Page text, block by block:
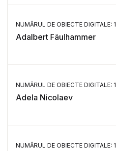
NUMĂRUL DE OBIECTE DIGITALE: 1
Adalbert Fäulhammer
NUMĂRUL DE OBIECTE DIGITALE: 1
Adela Nicolaev
NUMĂRUL DE OBIECTE DIGITALE: 1